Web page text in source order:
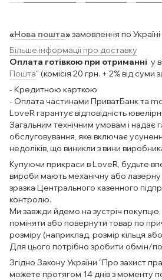
«Нова пошта»замовлення по
Більше інформації про доставку
Оплата готівкою при отриманні у
Пошта" (комісія 20 грн. + 2% від суми
- Кредитною карткою
- Оплата частинами ПриватБанк та
LoveR гарантує відповідність
Загальним технічним умовам і надає
обслуговування, яке включає
недоліків, що виникли з вини
Купуючи прикраси в LoveR, будьте
вироби мають механічну або
зразка Центрального казенного
контролю.
Ми завжди йдемо на зустріч
поміняти або повернути товар по
розміру (наприклад, розмір кільця
Для цього потрібно зробити обмін/
Згідно Закону України "Про захист
можете протягом 14 днів з моменту